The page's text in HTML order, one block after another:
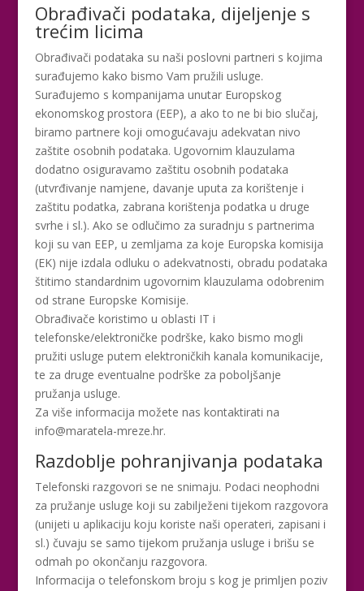
Obrađivači podataka, dijeljenje s
trećim licima
Obrađivači podataka su naši poslovni partneri s kojima
surađujemo kako bismo Vam pružili usluge.
Surađujemo s kompanijama unutar Europskog
ekonomskog prostora (EEP), a ako to ne bi bio slučaj,
biramo partnere koji omogućavaju adekvatan nivo
zaštite osobnih podataka. Ugovornim klauzulama
dodatno osiguravamo zaštitu osobnih podataka
(utvrđivanje namjene, davanje uputa za korištenje i
zaštitu podatka, zabrana korištenja podatka u druge
svrhe i sl.). Ako se odlučimo za suradnju s partnerima
koji su van EEP, u zemljama za koje Europska komisija
(EK) nije izdala odluku o adekvatnosti, obradu podataka
štitimo standardnim ugovornim klauzulama odobrenim
od strane Europske Komisije.
Obrađivače koristimo u oblasti IT i
telefonske/elektroničke podrške, kako bismo mogli
pružiti usluge putem elektroničkih kanala komunikacije,
te za druge eventualne podrške za poboljšanje
pružanja usluge.
Za više informacija možete nas kontaktirati na
info@maratela-mreze.hr.
Razdoblje pohranjivanja podataka
Telefonski razgovori se ne snimaju. Podaci neophodni
za pružanje usluge koji su zabilježeni tijekom razgovora
(unijeti u aplikaciju koju koriste naši operateri, zapisani i
sl.) čuvaju se samo tijekom pružanja usluge i brišu se
odmah po okončanju razgovora.
Informacija o telefonskom broju s kog je primljen poziv